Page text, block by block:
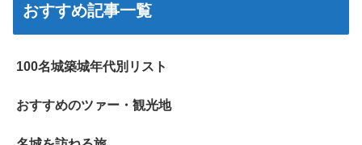
おすすめ記事一覧
100名城築城年代別リスト
おすすめのツァー・観光地